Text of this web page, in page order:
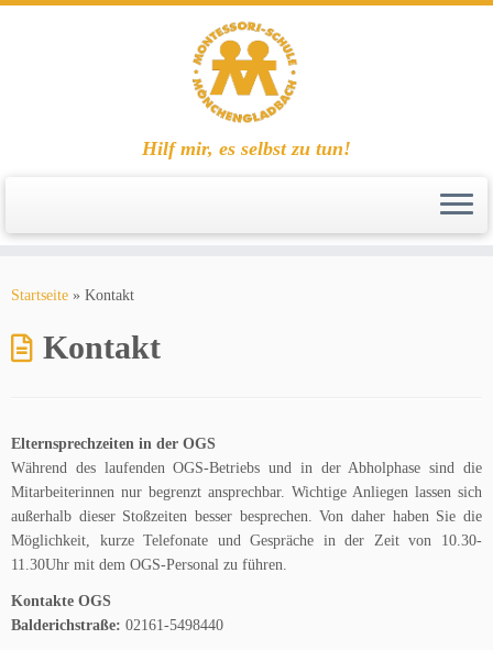
Inhalt
Hilf mir, es selbst zu tun!
Startseite » Kontakt
Kontakt
Elternsprechzeiten in der OGS
Während des laufenden OGS-Betriebs und in der Abholphase sind die
Mitarbeiterinnen nur begrenzt ansprechbar. Wichtige Anliegen lassen sich
außerhalb dieser Stoßzeiten besser besprechen. Von daher haben Sie die
Möglichkeit, kurze Telefonate und Gespräche in der Zeit von 10.30-
11.30Uhr mit dem OGS-Personal zu führen.
Kontakte OGS
Balderichstraße: 02161-5498440